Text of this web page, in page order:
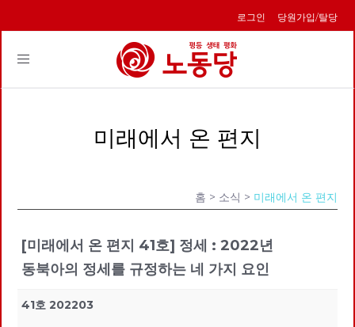
로그인 당원가입/탈당
Toggle
미래에서 온 편지
홈 > 소식 > 미래에서 온 편지
[미래에서 온 편지 41호] 정세 : 2022년
동북아의 정세를 규정하는 네 가지 요인
41호 202203